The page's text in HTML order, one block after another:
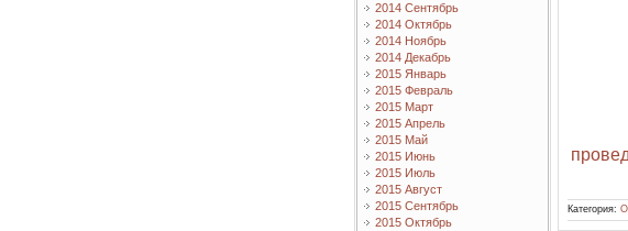
2014 Сентябрь
2014 Октябрь
2014 Ноябрь
2014 Декабрь
2015 Январь
2015 Февраль
2015 Март
2015 Апрель
2015 Май
2015 Июнь
2015 Июль
2015 Август
2015 Сентябрь
2015 Октябрь
Категория: